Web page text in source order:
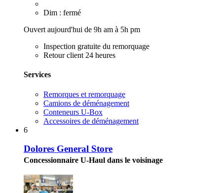
Dim : fermé
Ouvert aujourd'hui de 9h am à 5h pm
Inspection gratuite du remorquage
Retour client 24 heures
Services
Remorques et remorquage
Camions de déménagement
Conteneurs U-Box
Accessoires de déménagement
6
Dolores General Store
Concessionnaire U-Haul dans le voisinage